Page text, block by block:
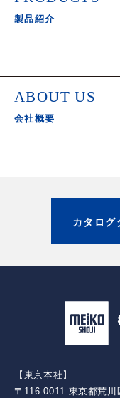
製品紹介
ABOUT US
会社概要
カタログ
【東京本社】
〒116-0011 東京都荒川